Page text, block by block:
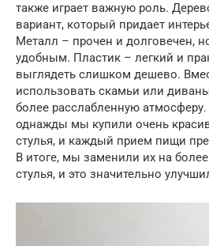
также играет важную роль.
вариант, который придает
Металл – прочен и долговечен,
удобным. Пластик – легкий и
выглядеть слишком дешево.
использовать скамьи или
более расслабленную
однажды мы купили очень
стулья, и каждый прием пищи
В итоге, мы заменили их на
стулья, и это значительно